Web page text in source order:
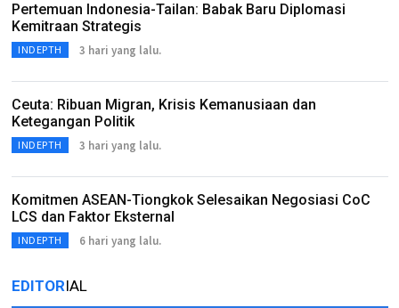
Pertemuan Indonesia-Tailan: Babak Baru Diplomasi
Kemitraan Strategis
INDEPTH 3 hari yang lalu.
Ceuta: Ribuan Migran, Krisis Kemanusiaan dan
Ketegangan Politik
INDEPTH 3 hari yang lalu.
Komitmen ASEAN-Tiongkok Selesaikan Negosiasi CoC
LCS dan Faktor Eksternal
INDEPTH 6 hari yang lalu.
EDITORIAL